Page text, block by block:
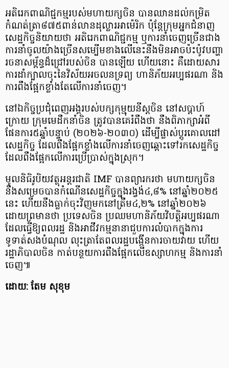
អតិរេកពាណិជ្ជកម្មរបស់មហាយក្សចិន បានឈានដល់កម្រិត
កំណត់ត្រា៨៧៥ពាន់លានដុល្លារអាម៉េរិក ប៉ុន្តែក្រុមអ្នកជំនាញ
សេដ្ឋកិច្ចនិយាយថា អតិរេកពាណិជ្ជកម្ម ឬការនាំចេញច្រើនជាង
ការនាំចូលយ៉ាងច្រើនសម្បើមខាងលើនេះនឹងមិនអាចប៉ះប៉ូវបញ្ហា
រចនាសម្ព័ន្ធដ៏ជ្រៅរបស់ចិន បានឡើយ ហើយនោះ គឺដោយសារ
ការដាំក្បាលចុះនៃវិស័យអចលនទ្រព្យ ហានិភ័យអប្បផរណា និង
ការពឹងផ្អែកខ្លាំងតែលើការនាំចេញ។
នៅឯកិច្ចប្រជុំពេញអង្គរបស់បក្សកុម្មុយនីស្តចិន នៅសប្តាហ៍
ក្រោយ ក្រុមមេដឹកនាំចិន ត្រូវបានគេរំពឹងថា នឹងពិភាក្សាអំពី
ផែនការ៥ឆ្នាំបន្ទាប់ (២០២៦-២០៣០) ដើម្បីផ្លាស់ប្តូរគោលដៅ
សេដ្ឋកិច្ច ដែលពឹងផ្អែកខ្លាំងលើការនាំចេញឆ្ពោះទៅរកសេដ្ឋកិច្ច
ដែលពឹងផ្អែកលើការប្រើប្រាស់ក្នុងស្រុក។
មូលនិធិរូបិយវត្ថុអន្តរជាតិ IMF បានព្យារករថា មហាយក្សចិន
នឹងសម្រេចបានកំណើនសេដ្ឋកិច្ចក្នុងរង្វង់៤,៨% នៅឆ្នាំ២០២៥
នេះ ហើយនឹងធ្លាក់ចុះវិញមកនៅត្រឹម៤,២% នៅឆ្នាំ២០២៦
ដោយព្រមានថា ប្រទេសចិន ប្រឈមហានិភ័យវិបត្តិអប្បផរណា
ដែលធ្វើឱ្យពលរដ្ឋ និងអាជីវកម្មនានាជួបការលំបាកក្នុងការ
ទូទាត់សងបំណុល លុះត្រាតែពលរដ្ឋបង្កើនការចាយវាយ ហើយ
រដ្ឋាភិបាលចិន កាត់បន្ថយការពឹងផ្អែកលើឧស្សាហកម្ម និងការនាំ
ចេញ៕
ដោយ: តែម សុខុម